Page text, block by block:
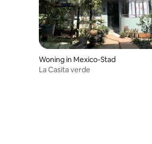
Woning in Mexico-Stad
La Casita verde